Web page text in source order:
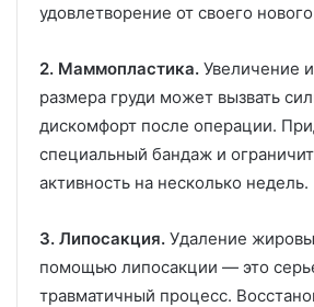
удовлетворение от своего
2. Маммопластика. Увеличение
размера груди может вызвать
дискомфорт после операции.
специальный бандаж и
активность на несколько недель.
3. Липосакция. Удаление
помощью липосакции — это
травматичный процесс.